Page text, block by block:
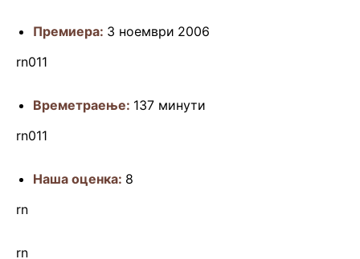
Премиера: 3 ноември 2006
rn011
Времетраење: 137 минути
rn011
Наша оценка: 8
rn
rn